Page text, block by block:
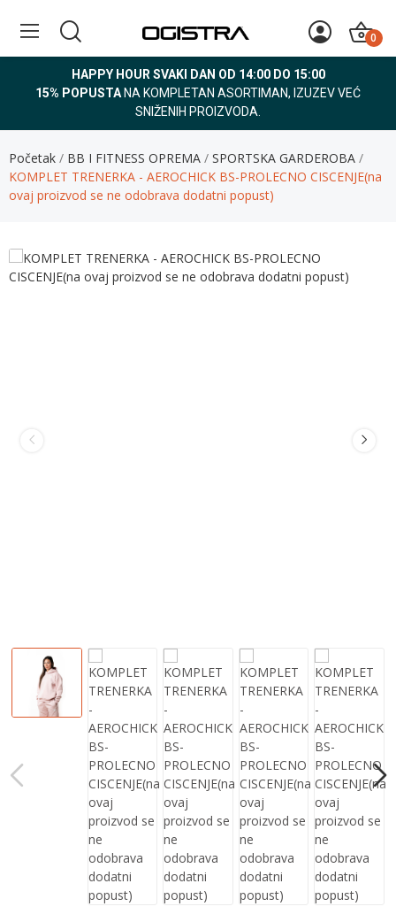
0
HAPPY HOUR SVAKI DAN OD 14:00 DO 15:00
15% POPUSTA NA KOMPLETAN ASORTIMAN, IZUZEV VEĆ
SNIŽENIH PROIZVODA.
Početak BB I FITNESS OPREMA
SPORTSKA GARDEROBA
KOMPLET TRENERKA - AEROCHICK BS-PROLECNO CISCENJE(na
ovaj proizvod se ne odobrava dodatni popust)